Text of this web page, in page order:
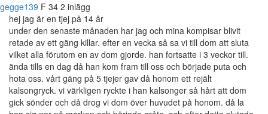
gegge139 F 34 2 inlägg
hej jag är en tjej på 14 år
under den senaste månaden har jag och mina kompisar blivit
retade av ett gäng killar. efter en vecka så sa vi till dom att sluta
vilket alla förutom en av dom gjorde. han fortsatte i 3 veckor till.
ända tills en dag då han kom fram till oss och började puta och
hota oss. vårt gäng på 5 tjejer gav då honom ett rejält
kalsongryck. vi värkligen ryckte i han kalsonger så hårt att dom
gick sönder och då drog vi dom över huvudet på honom. då la